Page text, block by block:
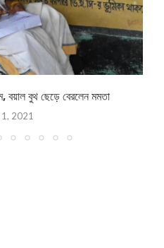
বয়াল বুথ ছেড়ে বেরলেন মমতা
2021